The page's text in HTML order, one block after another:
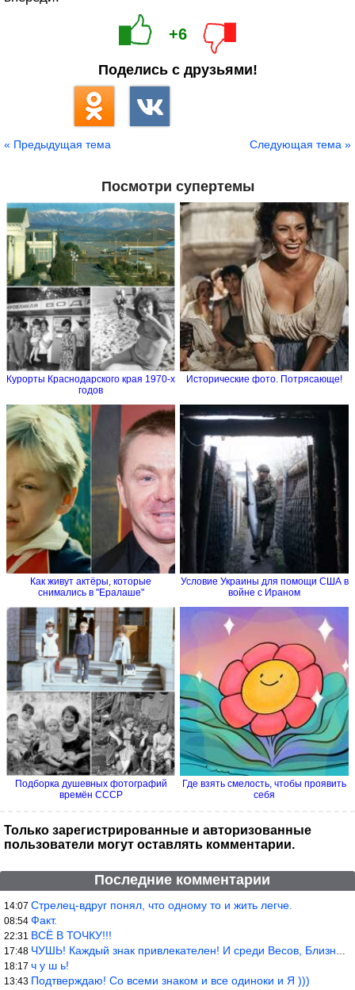
+6
Поделись с друзьями!
« Предыдущая тема Следующая тема »
Посмотри супертемы
Курорты Краснодарского края 1970-х
годов
Исторические фото. Потрясающе!
Как живут актёры, которые
снимались в "Ералаше"
Условие Украины для помощи США в
войне с Ираном
Подборка душевных фотографий
времён СССР
Где взять смелость, чтобы проявить
себя
Только зарегистрированные и авторизованные
пользователи могут оставлять комментарии.
Последние комментарии
14:07 Стрелец-вдруг понял, что одному то и жить легче.
08:54 Факт.
22:31 ВСЁ В ТОЧКУ!!!
17:48 ЧУШЬ! Каждый знак привлекателен! И среди Весов, Близнецов встреч
18:17 ч у ш ь!
13:43 Подтверждаю! Со всеми знаком и все одиноки и Я )))